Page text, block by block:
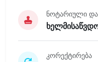
ნოტარიული
კორექტირება